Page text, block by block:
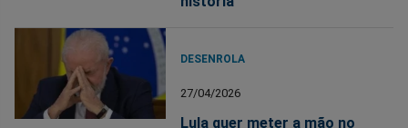
DESENROLA
27/04/2026
Lula quer meter a mão no